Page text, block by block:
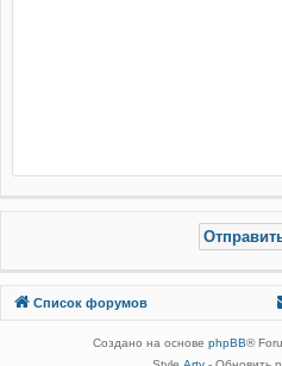
Список форумов
Связаться с
Создано на основе phpBB®